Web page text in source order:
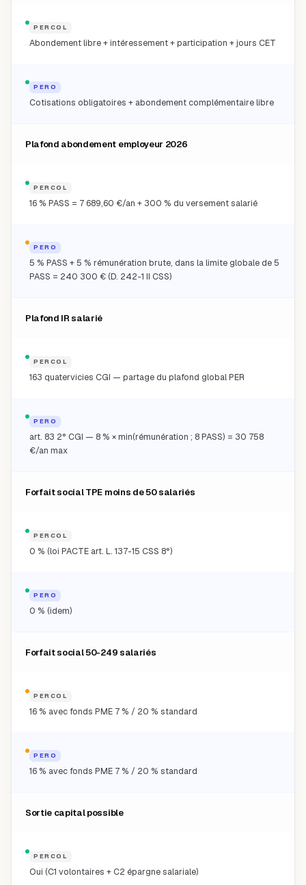
PERCOL
Abondement libre + intéressement + participation + jours CET
PERO
Cotisations obligatoires + abondement complémentaire libre
Plafond abondement employeur 2026
PERCOL
16 % PASS = 7 689,60 €/an + 300 % du versement salarié
PERO
5 % PASS + 5 % rémunération brute, dans la limite globale de 5
PASS = 240 300 € (D. 242-1 II CSS)
Plafond IR salarié
PERCOL
163 quatervicies CGI — partage du plafond global PER
PERO
art. 83 2° CGI — 8 % × min(rémunération ; 8 PASS) = 30 758
€/an max
Forfait social TPE moins de 50 salariés
PERCOL
0 % (loi PACTE art. L. 137-15 CSS 8°)
PERO
0 % (idem)
Forfait social 50-249 salariés
PERCOL
16 % avec fonds PME 7 % / 20 % standard
PERO
16 % avec fonds PME 7 % / 20 % standard
Sortie capital possible
PERCOL
Oui (C1 volontaires + C2 épargne salariale)